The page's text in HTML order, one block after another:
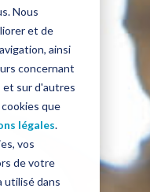
Nous
et de
ainsi
concernant
et sur d'autres
que
légales.
vos
de votre
utilisé dans